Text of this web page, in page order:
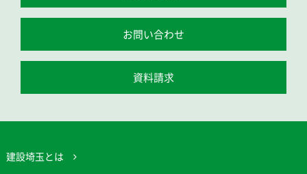
お問い合わせ
資料請求
建設埼玉とは